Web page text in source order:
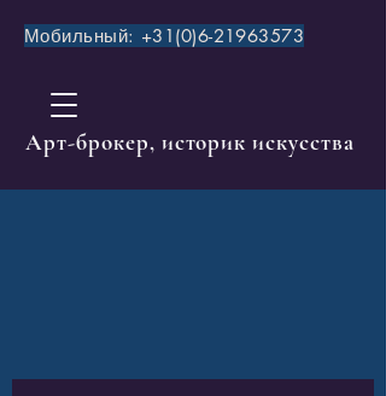
Мобильный: +31(0)6-21963573
​Aрт-брокер, историк искусства